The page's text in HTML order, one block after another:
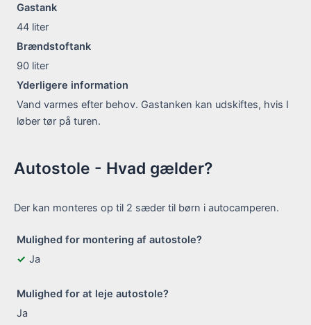
Gastank
44 liter
Brændstoftank
90 liter
Yderligere information
Vand varmes efter behov. Gastanken kan udskiftes, hvis I
løber tør på turen.
Autostole - Hvad gælder?
Der kan monteres op til 2 sæder til børn i autocamperen.
Mulighed for montering af autostole?
Ja
Mulighed for at leje autostole?
Ja